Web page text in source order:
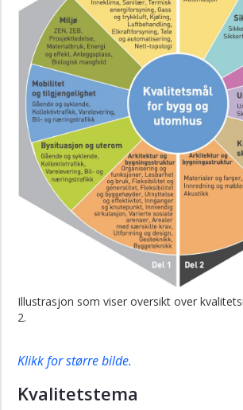
Illustrasjon som viser oversikt over
2.
Klikk for større bilde.
Kvalitetstema